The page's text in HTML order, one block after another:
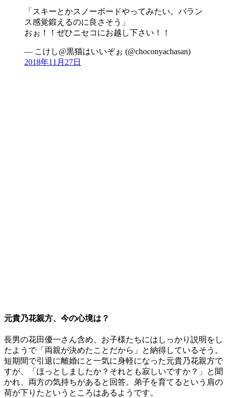
「スキーとかスノーボードやってみたい。バラン
ス感覚鍛えるのに良さそう」
おぉ！！ぜひニセコにお越し下さい！！
— こけし@黒猫はいいぞぉ (@choconyachasan)
2018年11月27日
元貴乃花親方、今の心境は？
長男の花田優一さん含め、お子様たちにはしっかり説明をし
たようで「両親が決めたことだから」と納得しているそう。
短期間で引退に離婚にと一気に身軽になった元貴乃花親方で
すが、「ほっとしましたか？それとも寂しいですか？」と聞
かれ、両方の気持ちがあると回答。弟子を育てるという肩の
荷が下りたというところはあるようです。